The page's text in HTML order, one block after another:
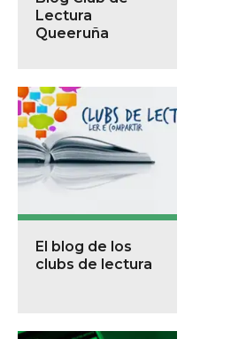
Lectura
Queeruña
El blog de los
clubs de lectura